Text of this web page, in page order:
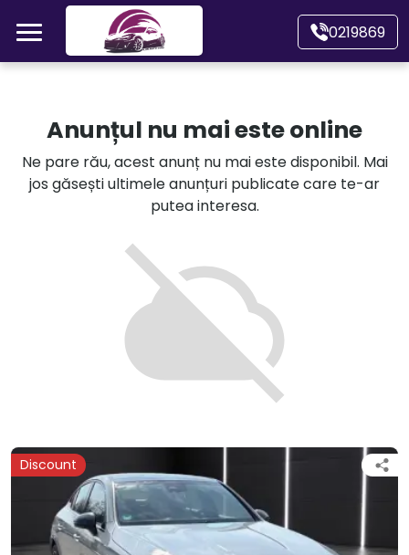
Mergi direct la conținutul principal
0219869
Autoturisme
Motociclete
Autoutilitare
Alte tipuri vehicule
Anunțul nu mai este online
Ne pare rău, acest anunț nu mai este disponibil. Mai
jos găsești ultimele anunțuri publicate care te-ar
putea interesa.
Discount